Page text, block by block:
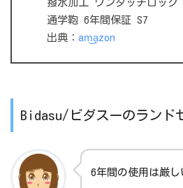
撥水加工 ワンタッチロッ
通学鞄 6年間保証 S7
出典： am͜a͉zon
Bidasu/ビダスーのランド
6年間の使用は厳し